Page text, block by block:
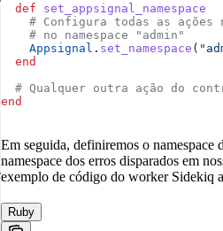
  def
set_appsignal_namespace
# Configura todas as ações
    # no namespace "admin"
    Appsignal
. set_namespace (
  end
# Qualquer outra ação do
end
Em seguida, definiremos o
namespace dos erros disparados em
exemplo de código do worker Sidekiq
Ruby